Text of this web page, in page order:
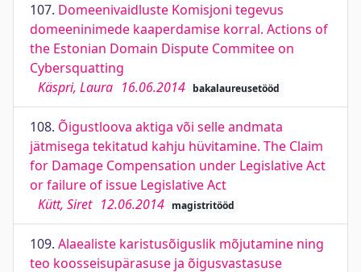
107. Domeenivaidluste Komisjoni tegevus
domeeninimede kaaperdamise korral. Actions of
the Estonian Domain Dispute Commitee on
Cybersquatting
Käspri, Laura 16.06.2014 bakalaureusetööd
108. Õigustloova aktiga või selle andmata
jätmisega tekitatud kahju hüvitamine. The Claim
for Damage Compensation under Legislative Act
or failure of issue Legislative Act
Kütt, Siret 12.06.2014 magistritööd
109. Alaealiste karistusõiguslik mõjutamine ning
teo koosseisupärasuse ja õigusvastasuse